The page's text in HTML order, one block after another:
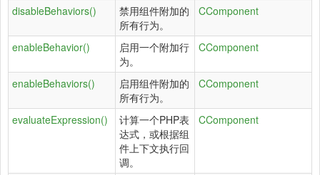
disableBehaviors()
禁用组件附加的
所有行为。
CComponent
enableBehavior()
启用一个附加行
为。
CComponent
enableBehaviors()
启用组件附加的
所有行为。
CComponent
evaluateExpression()
计算一个PHP表
达式，或根据组
件上下文执行回
调。
CComponent